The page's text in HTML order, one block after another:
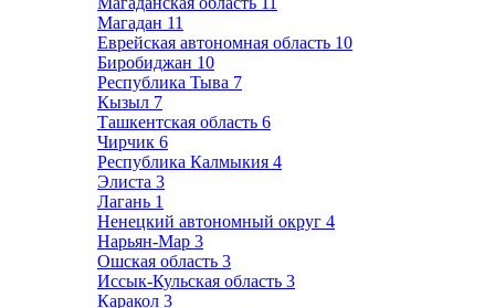
Магадан 11
Еврейская автономная область 10
Биробиджан 10
Республика Тыва 7
Кызыл 7
Ташкентская область 6
Чирчик 6
Республика Калмыкия 4
Элиста 3
Лагань 1
Ненецкий автономный округ 4
Нарьян-Мар 3
Ошская область 3
Иссык-Кульская область 3
Каракол 3